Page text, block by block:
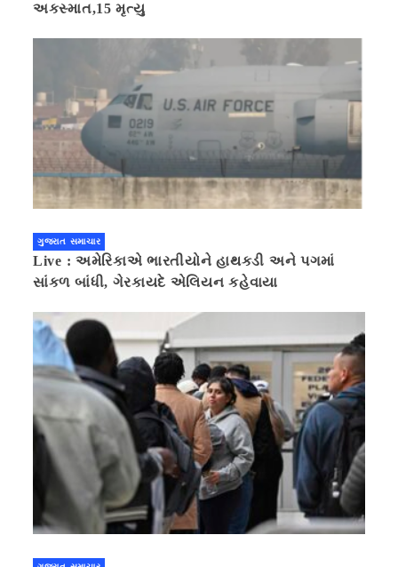
અકસ્માત,15 મૃત્યુ
ગુજરાત સમાચાર
Live : અમેરિકાએ ભારતીયોને હાથકડી અને પગમાં
સાંકળ બાંધી, ગેરકાયદે એલિયન કહેવાયા